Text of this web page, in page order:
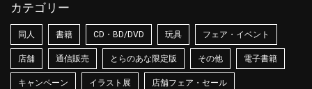
カテゴリー
同人 書籍 CD・BD/DVD 玩具 フェア・イベント
店舗 通信販売 とらのあな限定版 その他 電子書籍
キャンペーン イラスト展 店舗フェア・セール